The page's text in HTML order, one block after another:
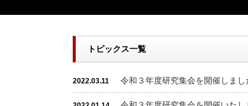
トピックス一覧
2022.03.11 令和３年度研究集会を開催しまし